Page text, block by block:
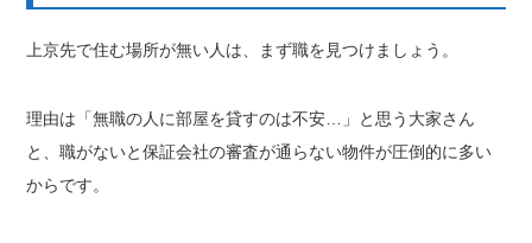
上京先で住む場所が無い人は、まず職を見つけましょう。
理由は「無職の人に部屋を貸すのは不安…」と思う大家さん
と、職がないと保証会社の審査が通らない物件が圧倒的に多い
からです。